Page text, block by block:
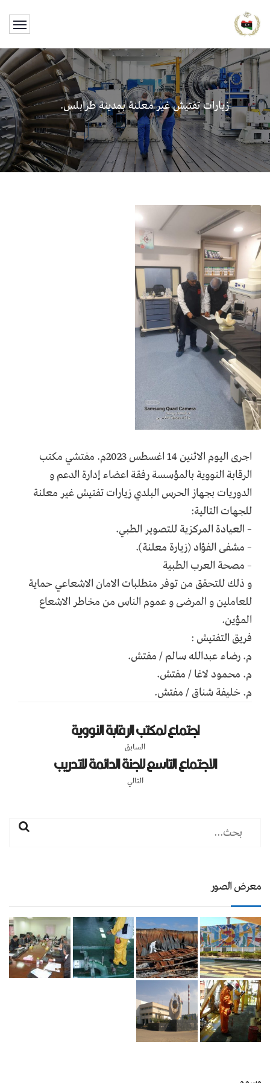
زيارات تفتيش غير معلنة بمدينة طرابلس.
اجرى اليوم الاثنين 14 اغسطس 2023م. مفتشي مكتب
الرقابة النووية بالمؤسسة رفقة اعضاء إدارة الدعم و
الدوريات بجهاز الحرس البلدي زيارات تفتيش غير معلنة
للجهات التالية:
– العيادة المركزية للتصوير الطبي.
– مشفى الفؤاد (زيارة معلنة).
– مصحة العرب الطبية
و ذلك للتحقق من توفر متطلبات الامان الاشعاعي حماية
للعاملين و المرضى و عموم الناس من مخاطر الاشعاع
المؤين.
فريق التفتيش :
م. رضاء عبدالله سالم / مفتش.
م. محمود لاغا / مفتش.
م. خليفة شناق / مفتش.
اجتماع لمكتب الرقابة النووية
السابق
الاجتماع التاسع للجنة الدائمة للتدريب
التالي
معرض الصور